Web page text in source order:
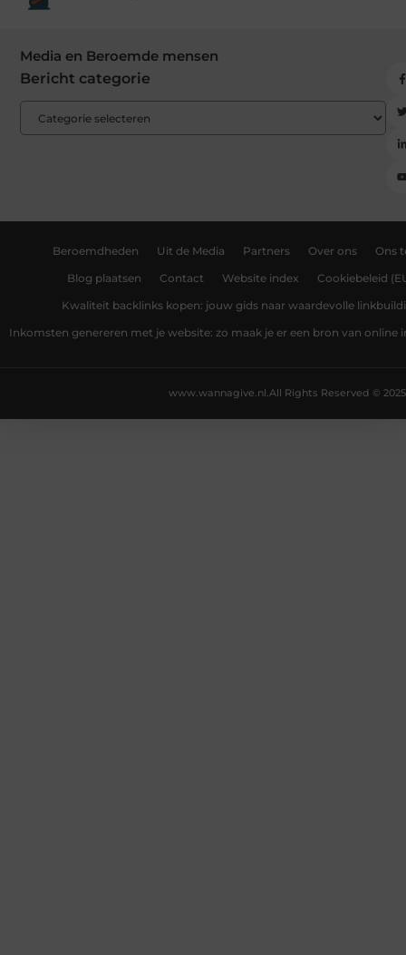
Media en Beroemde mensen
Bericht categorie
Beroemdheden Uit de Media Partners Over ons Ons
Blog plaatsen Contact Website index Cookiebeleid
Kwaliteit backlinks kopen: jouw gids naar waardevolle
Inkomsten genereren met je website: zo maak je er een bron van online
All Rights Reserved © 2025
www.wannagive.nl.